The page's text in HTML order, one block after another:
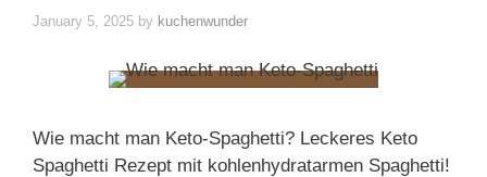
January 5, 2025 by kuchenwunder
Wie macht man Keto-Spaghetti? Leckeres Keto
Spaghetti Rezept mit kohlenhydratarmen Spaghetti!